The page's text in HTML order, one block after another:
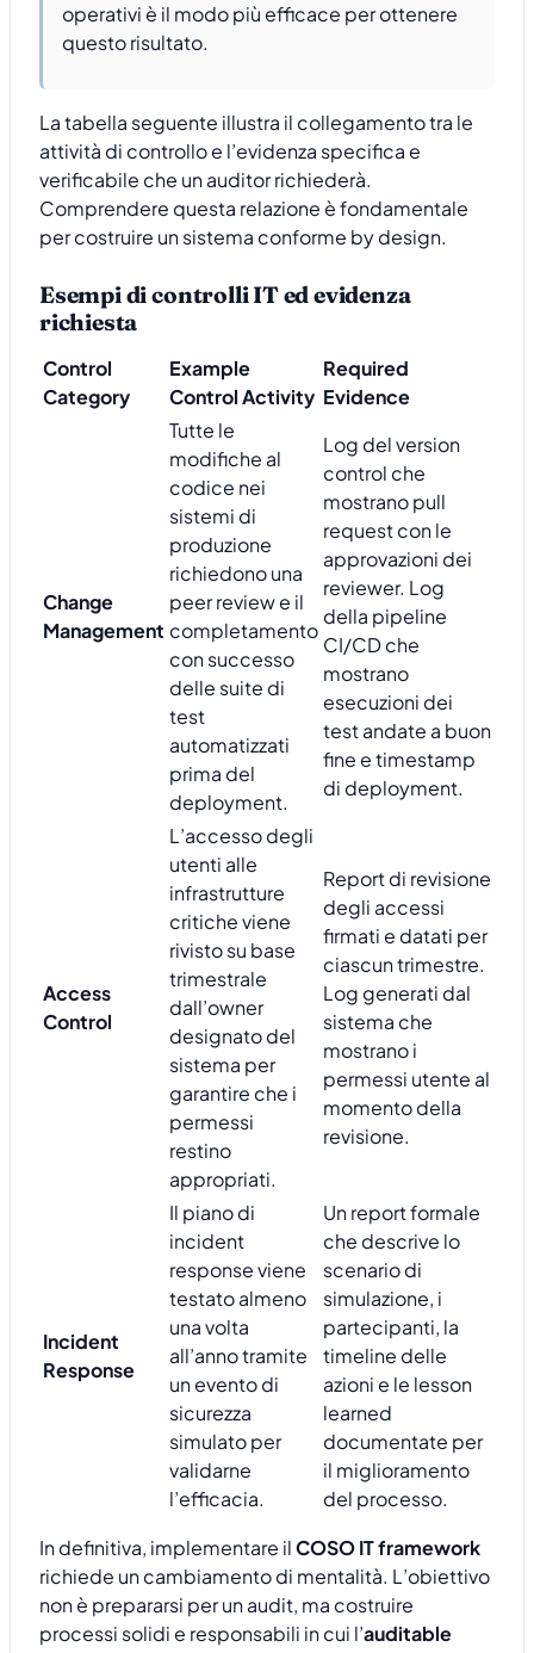
operativi è il modo più efficace per ottenere
questo risultato.
La tabella seguente illustra il collegamento tra le
attività di controllo e l’evidenza specifica e
verificabile che un auditor richiederà.
Comprendere questa relazione è fondamentale
per costruire un sistema conforme by design.
Esempi di controlli IT ed evidenza
richiesta
Control
Category
Example
Control Activity
Required
Evidence
Change
Management
Tutte le
modifiche al
codice nei
sistemi di
produzione
richiedono una
peer review e il
completamento
con successo
delle suite di
test
automatizzati
prima del
deployment.
Log del version
control che
mostrano pull
request con le
approvazioni dei
reviewer. Log
della pipeline
CI/CD che
mostrano
esecuzioni dei
test andate a buon
fine e timestamp
di deployment.
Access
Control
L’accesso degli
utenti alle
infrastrutture
critiche viene
rivisto su base
trimestrale
dall’owner
designato del
sistema per
garantire che i
permessi
restino
appropriati.
Report di revisione
degli accessi
firmati e datati per
ciascun trimestre.
Log generati dal
sistema che
mostrano i
permessi utente al
momento della
revisione.
Incident
Response
Il piano di
incident
response viene
testato almeno
una volta
all’anno tramite
un evento di
sicurezza
simulato per
validarne
l’efficacia.
Un report formale
che descrive lo
scenario di
simulazione, i
partecipanti, la
timeline delle
azioni e le lesson
learned
documentate per
il miglioramento
del processo.
In definitiva, implementare ilCOSO IT framework
richiede un cambiamento di mentalità. L’obiettivo
non è prepararsi per un audit, ma costruire
processi solidi e responsabili in cui l’auditable